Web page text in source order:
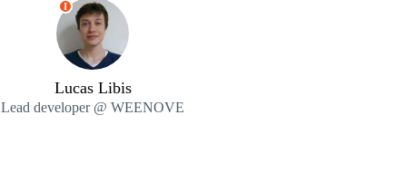
I
Lucas Libis
Lead developer @ WEENOVE